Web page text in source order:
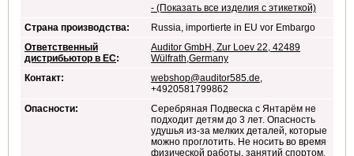
- (Показать все изделия с этикеткой)
Страна производства:
Russia, importierte in EU vor Embargo
Ответственный
дистрибьютор в ЕС:
Auditor GmbH, Zur Loev 22, 42489
Wülfrath,Germany
Контакт:
webshop@auditor585.de,
+4920581799862
Опасности:
Серебряная Подвеска с Янтарём не
подходит детям до 3 лет. Опасность
удушья из-за мелких деталей, которые
можно проглотить. Не носить во время
физической работы, занятий спортом,